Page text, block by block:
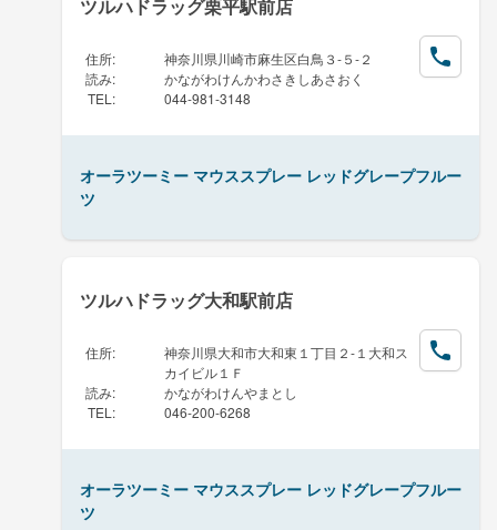
ツルハドラッグ栗平駅前店
住所:
神奈川県川崎市麻生区白鳥３-５-２
読み:
かながわけんかわさきしあさおく
TEL : 044-981-3148
オーラツーミー マウススプレー レッドグレープフルー
ツ
ツルハドラッグ大和駅前店
住所:
神奈川県大和市大和東１丁目２-１大和ス
カイビル１Ｆ
読み:
かながわけんやまとし
TEL : 046-200-6268
オーラツーミー マウススプレー レッドグレープフルー
ツ